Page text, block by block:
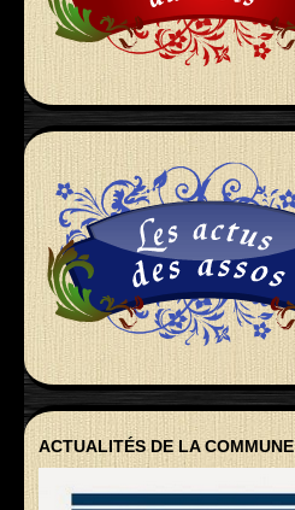
ACTUALITÉS DE LA COMMUNE